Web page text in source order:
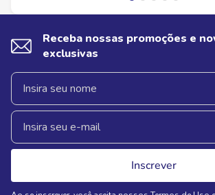
Receba nossas promoções e
exclusivas
Inscrever